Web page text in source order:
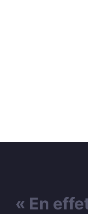
« En